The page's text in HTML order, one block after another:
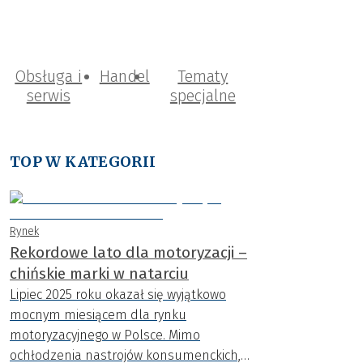
Obsługa i
serwis
Handel
Tematy
specjalne
TOP W KATEGORII
Rynek
Rekordowe lato dla motoryzacji –
chińskie marki w natarciu
Lipiec 2025 roku okazał się wyjątkowo
mocnym miesiącem dla rynku
motoryzacyjnego w Polsce. Mimo
ochłodzenia nastrojów konsumenckich,